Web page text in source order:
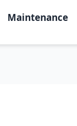
Maintenance